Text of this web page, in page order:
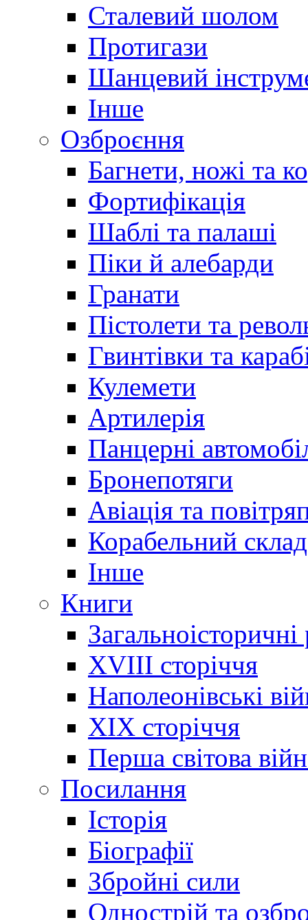
Сталевий шолом
Протигази
Шанцевий
Інше
Озброєння
Багнети, ножі та
Фортифікація
Шаблі та палаші
Піки й алебарди
Гранати
Пістолети та
Гвинтівки та
Кулемети
Артилерія
Панцерні
Бронепотяги
Авіація та
Корабельний склад
Інше
Книги
XVIII сторіччя
Наполеонівські
XIX сторіччя
Перша світова
Посилання
Історія
Біографії
Збройні сили
Однострій та